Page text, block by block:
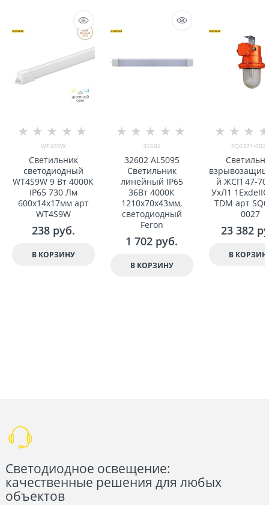
WT4S9W
Светильник
светодиодный
WT4S9W 9 Вт 4000К
IP65 730 Лм
600x14x17мм арт
WT4S9W
238 руб.
В КОРЗИНУ
32602
32602 AL5095
Светильник
линейный IP65
36Вт 4000К
1210x70x43мм,
светодиодный
Feron
1 702 руб.
В КОРЗИНУ
SQ0371-0027
й ЖСП 47-
УxЛ1
TDM арт
0027
23 382
В
Светодиодное освещение:
качественные решения для любых
объектов